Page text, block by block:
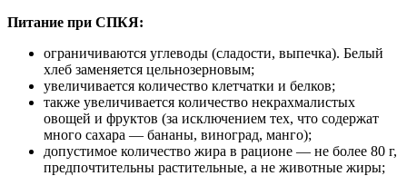
Питание при СПКЯ:
ограничиваются углеводы (сладости, выпечка). Белый
хлеб заменяется цельнозерновым;
увеличивается количество клетчатки и белков;
также увеличивается количество некрахмалистых
овощей и фруктов (за исключением тех, что содержат
много сахара — бананы, виноград, манго);
допустимое количество жира в рационе — не более 80 г,
предпочтительны растительные, а не животные жиры;